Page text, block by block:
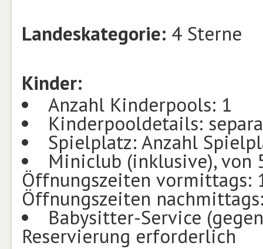
Landeskategorie: 4 Sterne
Kinder:
Anzahl Kinderpools: 1
Kinderpooldetails:
Spielplatz: Anzahl
Miniclub (inklusive), von
Öffnungszeiten vormittags:
Öffnungszeiten
Babysitter-Service
Reservierung erforderlich